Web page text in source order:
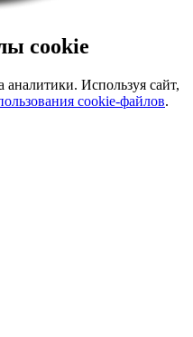
cookie
Используя сайт,
cookie-файлов.